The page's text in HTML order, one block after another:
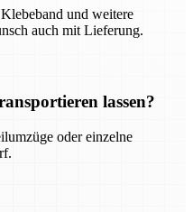
und weitere
auch mit Lieferung.
lassen?
oder einzelne